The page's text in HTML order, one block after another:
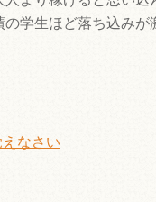
学生ほど落ち込みが
なさい